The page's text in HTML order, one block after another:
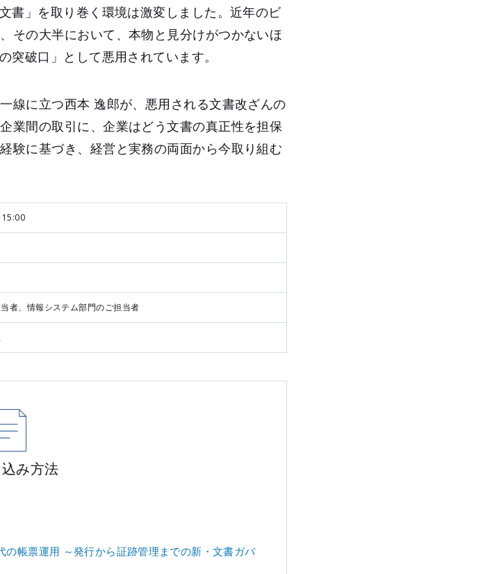
書」を取り巻く環境は激変しました。近年のビ
その大半において、本物と見分けがつかないほ
突破口」として悪用されています。
線に立つ西本 逸郎が、悪用される文書改ざんの
業間の取引に、企業はどう文書の真正性を担保
験に基づき、経営と実務の両面から今取り組む
15:00
者、情報システム部門のご担当者
み方法
帳票運用 ～発行から証跡管理までの新・文書ガバ